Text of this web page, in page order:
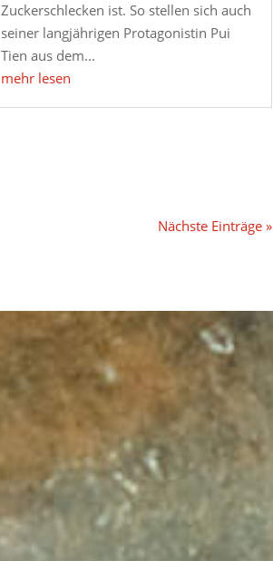
Zuckerschlecken ist. So stellen sich auch
seiner langjährigen Protagonistin Pui
Tien aus dem...
mehr lesen
Nächste Einträge »